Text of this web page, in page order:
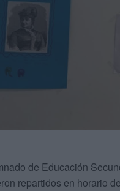
de Educación
repartidos en horario